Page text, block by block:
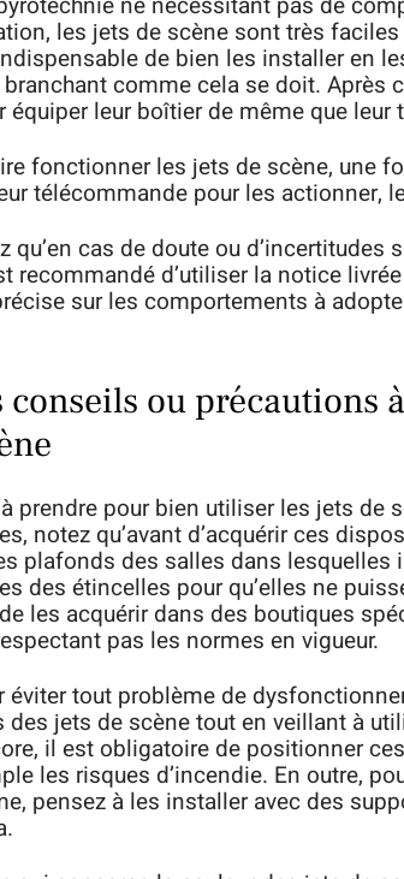
les jets de scène sont très
de bien les installer en
comme cela se doit. Après
équiper leur boîtier de même que leur
fonctionner les jets de scène, une
télécommande pour les actionner,
qu’en cas de doute ou
recommandé d’utiliser la notice
sur les comportements à
conseils ou précautions
prendre pour bien utiliser les jets de
notez qu’avant d’acquérir ces
plafonds des salles dans
des étincelles pour qu’elles ne
les acquérir dans des boutiques
pas les normes en vigueur.
éviter tout problème de
jets de scène tout en veillant à
il est obligatoire de positionner
les risques d’incendie. En outre,
pensez à les installer avec des